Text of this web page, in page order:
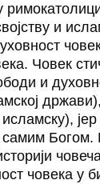
и
Човек
и
самим
човека у